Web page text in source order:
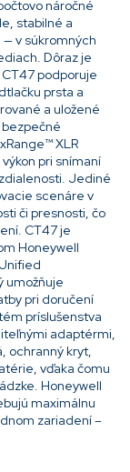
náročné
stabilné a
v súkromných
Dôraz je
podporuje
prsta a
a uložené
XLR
pri snímaní
Jediné
scenáre v
či presnosti, čo
CT47 je
Honeywell
umožňuje
pri doručení
príslušenstva
adaptérmi,
ochranný kryt,
vďaka čomu
Honeywell
maximálnu
zariadení –